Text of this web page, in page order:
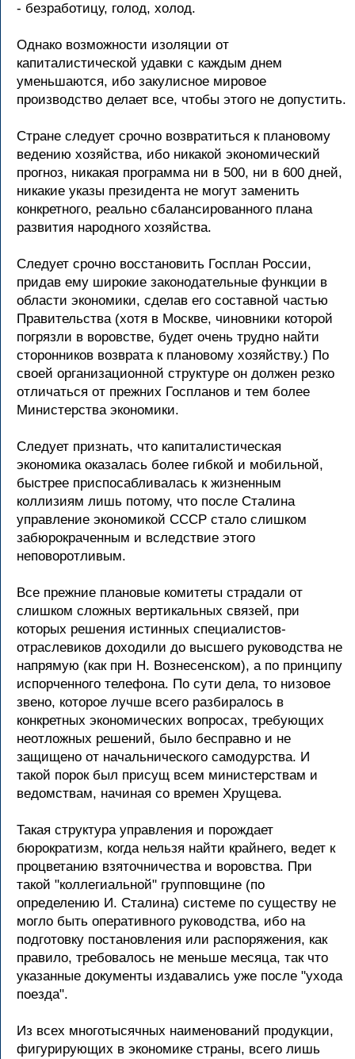
- безработицу, голод, холод.
Однако возможности изоляции от
капиталистической удавки с каждым днем
уменьшаются, ибо закулисное мировое
производство делает все, чтобы этого не допустить.
Стране следует срочно возвратиться к плановому
ведению хозяйства, ибо никакой экономический
прогноз, никакая программа ни в 500, ни в 600 дней,
никакие указы президента не могут заменить
конкретного, реально сбалансированного плана
развития народного хозяйства.
Следует срочно восстановить Госплан России,
придав ему широкие законодательные функции в
области экономики, сделав его составной частью
Правительства (хотя в Москве, чиновники которой
погрязли в воровстве, будет очень трудно найти
сторонников возврата к плановому хозяйству.) По
своей организационной структуре он должен резко
отличаться от прежних Госпланов и тем более
Министерства экономики.
Следует признать, что капиталистическая
экономика оказалась более гибкой и мобильной,
быстрее приспосабливалась к жизненным
коллизиям лишь потому, что после Сталина
управление экономикой СССР стало слишком
забюрокраченным и вследствие этого
неповоротливым.
Все прежние плановые комитеты страдали от
слишком сложных вертикальных связей, при
которых решения истинных специалистов-
отраслевиков доходили до высшего руководства не
напрямую (как при Н. Вознесенском), а по принципу
испорченного телефона. По сути дела, то низовое
звено, которое лучше всего разбиралось в
конкретных экономических вопросах, требующих
неотложных решений, было бесправно и не
защищено от начальнического самодурства. И
такой порок был присущ всем министерствам и
ведомствам, начиная со времен Хрущева.
Такая структура управления и порождает
бюрократизм, когда нельзя найти крайнего, ведет к
процветанию взяточничества и воровства. При
такой "коллегиальной" групповщине (по
определению И. Сталина) системе по существу не
могло быть оперативного руководства, ибо на
подготовку постановления или распоряжения, как
правило, требовалось не меньше месяца, так что
указанные документы издавались уже после "ухода
поезда".
Из всех многотысячных наименований продукции,
фигурирующих в экономике страны, всего лишь